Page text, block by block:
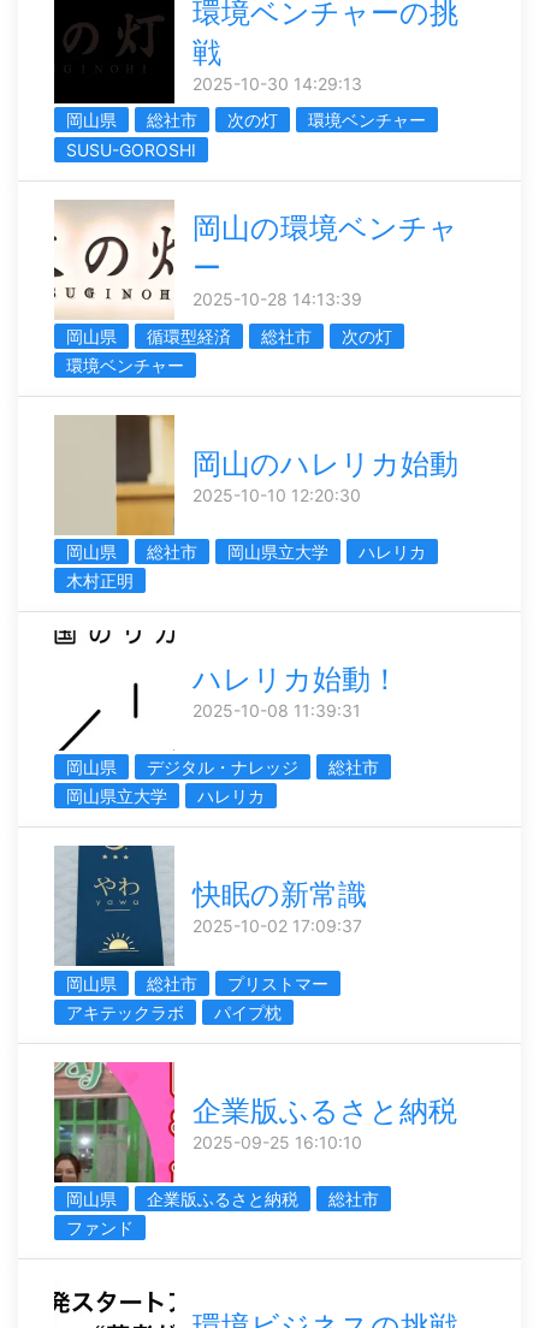
環境ベンチャーの挑
戦
2025-10-30 14:29:13
岡山県
総社市 次の灯
環境ベンチャー
SUSU-GOROSHI
岡山の環境ベンチャ
ー
2025-10-28 14:13:39
岡山県
循環型経済 総社市
次の灯
環境ベンチャー
岡山のハレリカ始動
2025-10-10 12:20:30
岡山県 総社市 岡山県立大学
ハレリカ
木村正明
ハレリカ始動！
2025-10-08 11:39:31
岡山県 デジタル・ナレッジ
総社市
岡山県立大学
ハレリカ
快眠の新常識
2025-10-02 17:09:37
岡山県 総社市
プリストマー
アキテックラボ
パイプ枕
企業版ふるさと納税
2025-09-25 16:10:10
岡山県 企業版ふるさと納税
総社市
ファンド